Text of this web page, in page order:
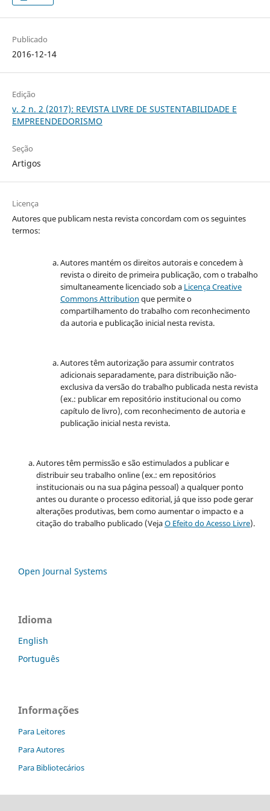
Publicado
2016-12-14
Edição
v. 2 n. 2 (2017): REVISTA LIVRE DE SUSTENTABILIDADE E
EMPREENDEDORISMO
Seção
Artigos
Licença
Autores que publicam nesta revista concordam com os seguintes
termos:
Autores mantém os direitos autorais e concedem à
revista o direito de primeira publicação, com o trabalho
simultaneamente licenciado sob a Licença Creative
Commons Attribution que permite o
compartilhamento do trabalho com reconhecimento
da autoria e publicação inicial nesta revista.
Autores têm autorização para assumir contratos
adicionais separadamente, para distribuição não-
exclusiva da versão do trabalho publicada nesta revista
(ex.: publicar em repositório institucional ou como
capítulo de livro), com reconhecimento de autoria e
publicação inicial nesta revista.
Autores têm permissão e são estimulados a publicar e
distribuir seu trabalho online (ex.: em repositórios
institucionais ou na sua página pessoal) a qualquer ponto
antes ou durante o processo editorial, já que isso pode gerar
alterações produtivas, bem como aumentar o impacto e a
citação do trabalho publicado (VejaO Efeito do Acesso Livre).
Open Journal Systems
Idioma
English
Português
Informações
Para Leitores
Para Autores
Para Bibliotecários